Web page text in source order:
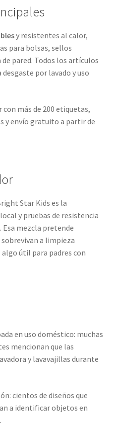
y resistentes al calor,
para bolsas, sellos
pared. Todos los artículos
por lavado y uso
más de 200 etiquetas,
y envío gratuito a partir de
Star Kids es la
y pruebas de resistencia
mezcla pretende
a limpieza
útil para padres con
en uso doméstico: muchas
mencionan que las
y lavavajillas durante
cientos de diseños que
a identificar objetos en